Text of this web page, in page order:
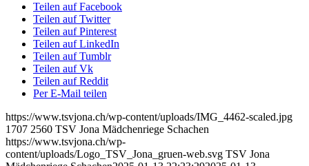
Teilen auf Facebook
Teilen auf Twitter
Teilen auf Pinterest
Teilen auf LinkedIn
Teilen auf Tumblr
Teilen auf Vk
Teilen auf Reddit
Per E-Mail teilen
https://www.tsvjona.ch/wp-content/uploads/IMG_4462-scaled.jpg
1707 2560 TSV Jona Mädchenriege Schachen
https://www.tsvjona.ch/wp-
content/uploads/Logo_TSV_Jona_gruen-web.svg TSV Jona